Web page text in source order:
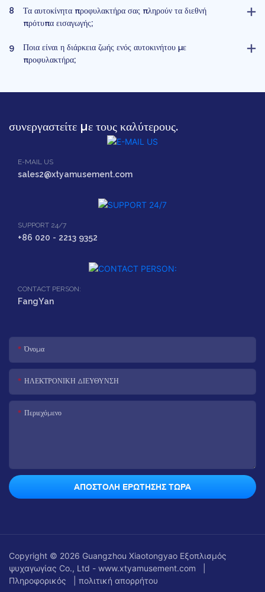
8
Τα αυτοκίνητα προφυλακτήρα σας πληρούν τα διεθνή
πρότυπα εισαγωγής;
9
Ποια είναι η διάρκεια ζωής ενός αυτοκινήτου με
προφυλακτήρα;
συνεργαστείτε με τους καλύτερους.
E-MAIL US
sales2@xtyamusement.com
SUPPORT 24/7
+86 020 - 2213 9352
CONTACT PERSON:
FangYan
Όνομα
ΗΛΕΚΤΡΟΝΙΚΗ ΔΙΕΥΘΥΝΣΗ
Περιεχόμενο
ΑΠΟΣΤΟΛΉ ΕΡΏΤΗΣΗΣ ΤΏΡΑ
Copyright © 2026 Guangzhou Xiaotongyao Εξοπλισμός
ψυχαγωγίας Co., Ltd - www.xtyamusement.com |
Πληροφορικός
πολιτική απορρήτου